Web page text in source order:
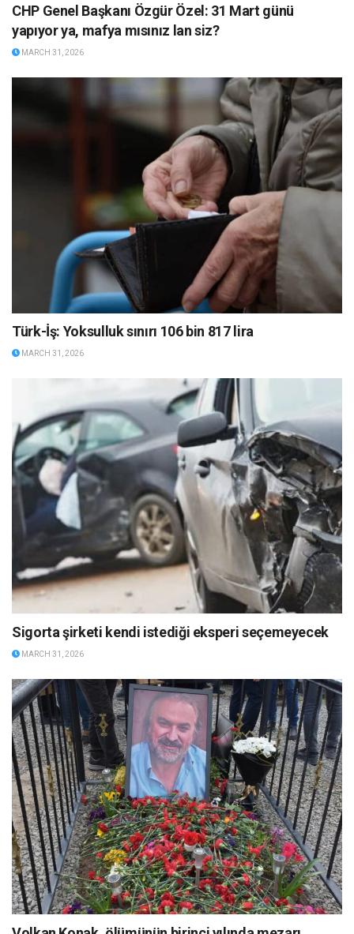
CHP Genel Başkanı Özgür Özel: 31 Mart günü
yapıyor ya, mafya mısınız lan siz?
MARCH 31, 2026
Türk-İş: Yoksulluk sınırı 106 bin 817 lira
MARCH 31, 2026
Sigorta şirketi kendi istediği eksperi seçemeyecek
MARCH 31, 2026